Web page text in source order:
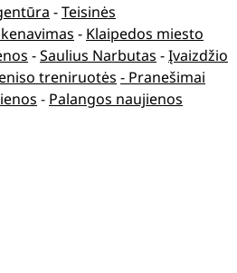
-Teisinės
- Klaipedos miesto
-Saulius Narbutas -Įvaizdžio
treniruotės - Pranešimai
- Palangos naujienos